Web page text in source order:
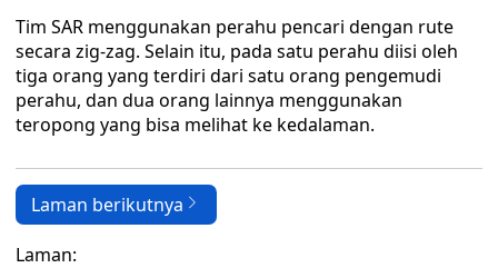
Tim SAR menggunakan perahu pencari dengan rute
secara zig-zag. Selain itu, pada satu perahu diisi oleh
tiga orang yang terdiri dari satu orang pengemudi
perahu, dan dua orang lainnya menggunakan
teropong yang bisa melihat ke kedalaman.
Laman berikutnya
Laman: